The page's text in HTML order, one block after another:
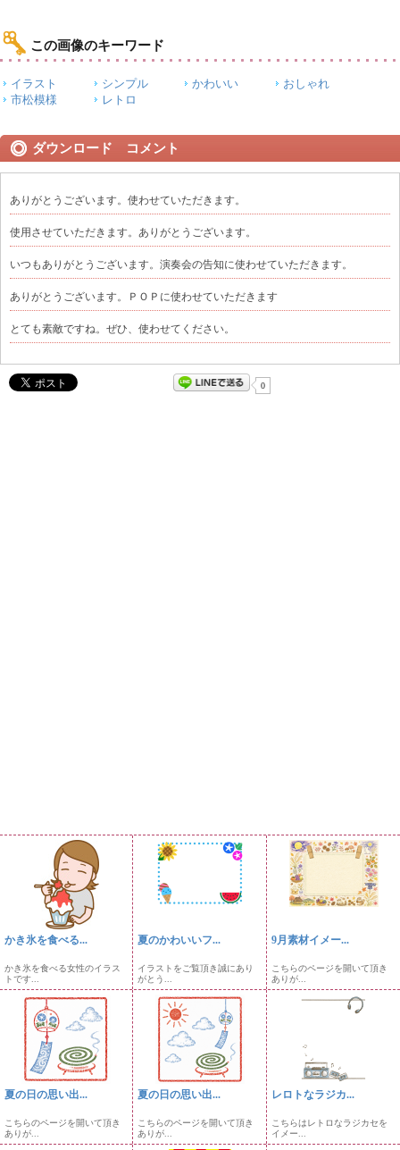
この画像のキーワード
イラスト シンプル かわいい
おしゃれ
市松模様
レトロ
ダウンロード コメント
ありがとうございます。使わせていただきます。
使用させていただきます。ありがとうございます。
いつもありがとうございます。演奏会の告知に使わせていただきます。
ありがとうございます。ＰＯＰに使わせていただきます
とても素敵ですね。ぜひ、使わせてください。
0
かき氷を食べる...
かき氷を食べる女性のイラス
トです...
夏のかわいいフ...
イラストをご覧頂き誠にあり
がとう...
9月素材イメー...
こちらのページを開いて頂き
ありが...
夏の日の思い出...
こちらのページを開いて頂き
ありが...
夏の日の思い出...
こちらのページを開いて頂き
ありが...
レロトなラジカ...
こちらはレトロなラジカセを
イメー...